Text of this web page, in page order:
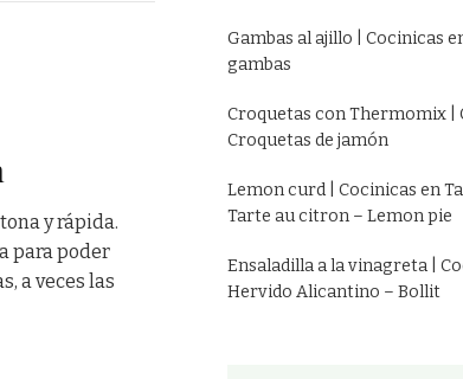
y rápida.
para poder
a veces las
Gambas al ajillo | Cocinicas
gambas
Croquetas con Thermomix |
Croquetas de jamón
Lemon curd | Cocinicas en
Tarte au citron – Lemon pie
Ensaladilla a la vinagreta |
Hervido Alicantino – Bollit